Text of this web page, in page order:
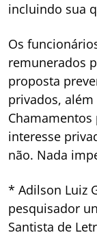
incluindo sua
Os
remunerados
proposta
privados,
interesse
não. Nada
* Adilson Luiz
pesquisador
Santista de